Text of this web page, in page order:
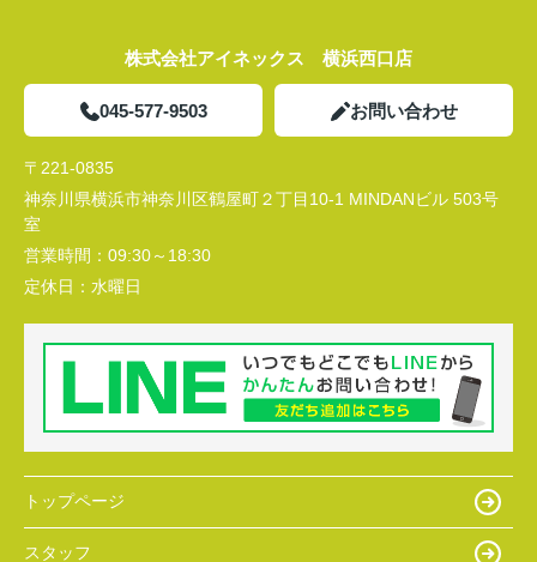
株式会社アイネックス 横浜西口店
045-577-9503 お問い合わせ
〒221-0835
神奈川県横浜市神奈川区鶴屋町２丁目10-1 MINDANビル 503号
室
営業時間： 09:30～18:30
定休日： 水曜日
トップページ
スタッフ